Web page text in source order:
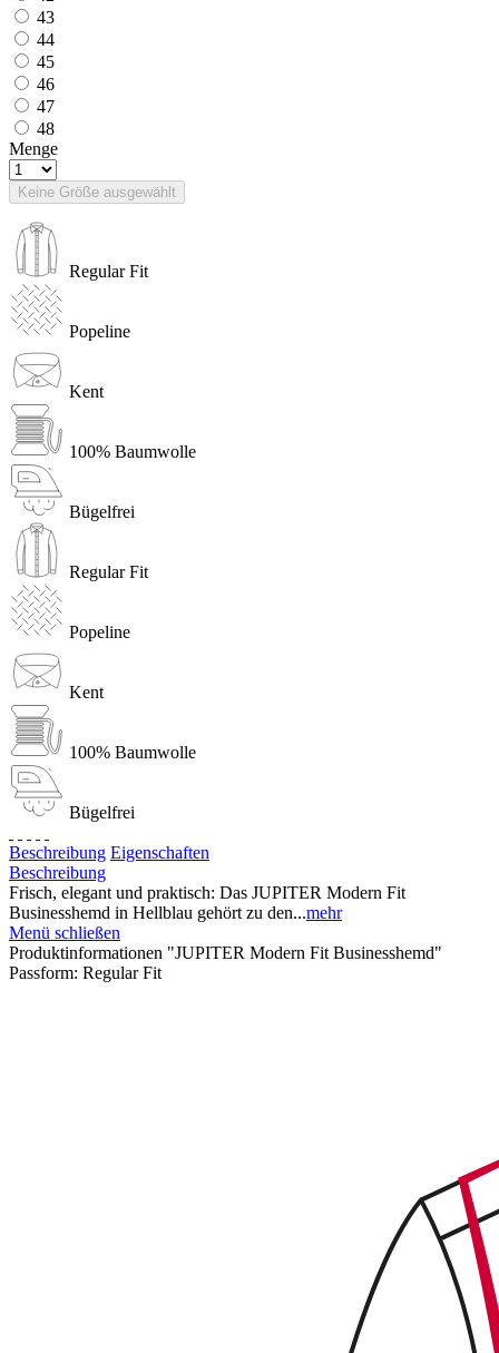
43
44
45
46
47
48
Menge
Keine Größe ausgewählt
Regular Fit
Popeline
Kent
100% Baumwolle
Bügelfrei
Regular Fit
Popeline
Kent
100% Baumwolle
Bügelfrei
Beschreibung Eigenschaften
Beschreibung
Frisch, elegant und praktisch: Das JUPITER Modern Fit
Businesshemd in Hellblau gehört zu den...mehr
Menü schließen
Produktinformationen "JUPITER Modern Fit Businesshemd"
Passform: Regular Fit